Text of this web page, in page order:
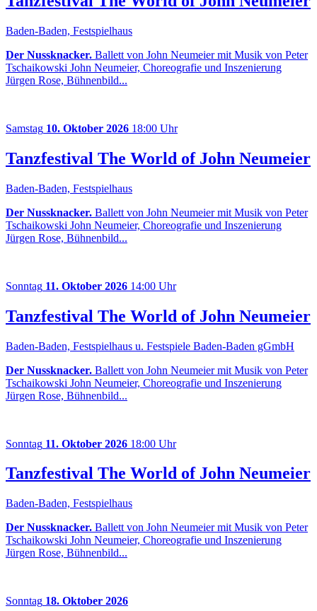
Baden-Baden, Festspielhaus
Der Nussknacker. Ballett von John Neumeier mit Musik von Peter
Tschaikowski John Neumeier, Choreografie und Inszenierung
Jürgen Rose, Bühnenbild...
Samstag 10. Oktober 2026 18:00 Uhr
Tanzfestival The World of John Neumeier
Baden-Baden, Festspielhaus
Der Nussknacker. Ballett von John Neumeier mit Musik von Peter
Tschaikowski John Neumeier, Choreografie und Inszenierung
Jürgen Rose, Bühnenbild...
Sonntag 11. Oktober 2026 14:00 Uhr
Tanzfestival The World of John Neumeier
Baden-Baden, Festspielhaus u. Festspiele Baden-Baden gGmbH
Der Nussknacker. Ballett von John Neumeier mit Musik von Peter
Tschaikowski John Neumeier, Choreografie und Inszenierung
Jürgen Rose, Bühnenbild...
Sonntag 11. Oktober 2026 18:00 Uhr
Tanzfestival The World of John Neumeier
Baden-Baden, Festspielhaus
Der Nussknacker. Ballett von John Neumeier mit Musik von Peter
Tschaikowski John Neumeier, Choreografie und Inszenierung
Jürgen Rose, Bühnenbild...
Sonntag 18. Oktober 2026